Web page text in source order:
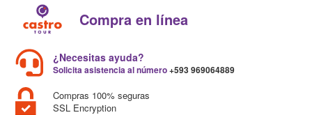
Compra en línea
¿Necesitas ayuda?
Solicita asistencia al número+593 969064889
Compras 100% seguras
SSL Encryption